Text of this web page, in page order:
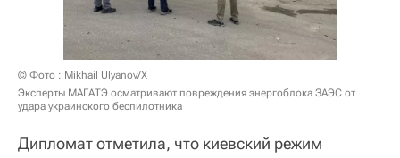
© Фото : Mikhail Ulyanov/X
Эксперты МАГАТЭ осматривают повреждения энергоблока ЗАЭС от
удара украинского беспилотника
Дипломат отметила, что киевский режим